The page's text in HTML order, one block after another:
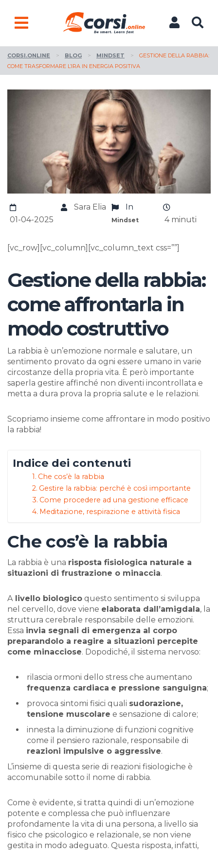
CORSI.ONLINE > BLOG > MINDSET >
GESTIONE DELLA RABBIA:
COME TRASFORMARE L’IRA IN ENERGIA POSITIVA
01-04-2025
Sara Elia In
Mindset 4 minuti
[vc_row][vc_column][vc_column_text css=””]
Gestione della rabbia:
come affrontarla in
modo costruttivo
La rabbia è un’emozione normale e salutare, un
sentimento provato da ogni essere umano in varie
circostanze della propria vita. È però importante
saperla gestire affinché non diventi incontrollata e
metta a dura prova la propria salute e le relazioni.
Scopriamo insieme come affrontare in modo positivo
la rabbia!
Indice dei contenuti
Che cos’è la rabbia
Gestire la rabbia: perché è così importante
Come procedere ad una gestione efficace
Meditazione, respirazione e attività fisica
Che cos’è la rabbia
La rabbia è una risposta fisiologica naturale a
situazioni di frustrazione o minaccia.
Alivello biologico questo sentimento si sviluppa
nel cervello, dove viene elaborata dall’amigdala, la
struttura cerebrale responsabile delle emozioni.
Essa invia segnali di emergenza al corpo
preparandolo a reagire a situazioni percepite
come minacciose. Dopodiché, il sistema nervoso:
rilascia ormoni dello stress che aumentano
frequenza cardiaca e pressione sanguigna;
provoca sintomi fisici quali sudorazione,
tensione muscolare e sensazione di calore;
innesta la diminuzione di funzioni cognitive
come il pensiero razionale, responsabile di
reazioni impulsive o aggressive.
L’insieme di questa serie di reazioni fisiologiche è
accomunabile sotto il nome di rabbia.
Come è evidente, si tratta quindi di un’emozione
potente e complessa che può influenzare
profondamente la vita di una persona, a livello sia
fisico che psicologico e relazionale, se non viene
gestita in modo adeguato. Questa risposta, infatti,